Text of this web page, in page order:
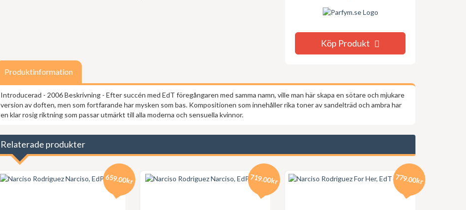
Köp Produkt
Produktinformation
Introducerad - 2006 Beskrivning - Efter succén med EdT föregångaren med samma namn, ville man här skapa en sötare och mjukare
version av doften, men som fortfarande har mysken som bas. Kompositionen som innehåller rika toner av sandelträd och ambra har
en klar rosig riktning som passar utmärkt till alla moderna och sensuella kvinnor.
Relaterade produkter
659.00kr 719.00kr 779.00kr